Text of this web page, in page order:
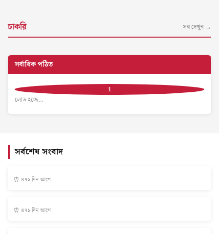
চাকরি সব দেখুন →
সর্বাধিক পঠিত
লোড হচ্ছে…
সর্বশেষ সংবাদ
⏰ ৪৭১ দিন আগে
⏰ ৪৭১ দিন আগে